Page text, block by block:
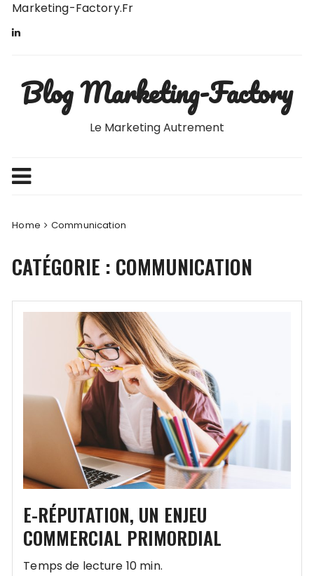
Skip
content
Marketing-Factory.fr
Blog Marketing-Factory
Le Marketing Autrement
Home Communication
CATÉGORIE : COMMUNICATION
E-RÉPUTATION, UN ENJEU
COMMERCIAL PRIMORDIAL
Temps de lecture 10 min.